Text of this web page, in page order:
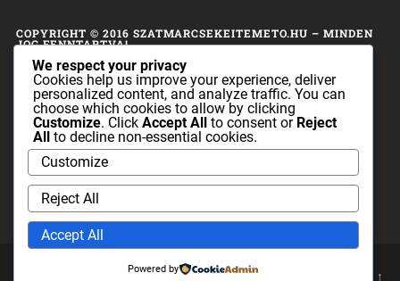
COPYRIGHT © 2016 SZATMARCSEKEITEMETO.HU – MINDEN
JOG FENNTARTVA!
A honlap tulajdonosa fenntart minden, a honlap bármely
részének bármilyen módszerrel, technikával történő
másolásával és terjesztésével kapcsolatos jogot.
A honlapon található információk sem az egész, sem pedig
részei nem publikálhatók és nem terjeszthetők a
szatmarcsekeitemeto.hu tulajdonosának előzetes írásos
engedélye nélkül.
SZATMÁRCSEKEI REFORMÁTUS TEMETŐ UP ↑
We respect your privacy
Cookies help us improve your experience, deliver
personalized content, and analyze traffic. You can
choose which cookies to allow by clicking
Customize. Click Accept All to consent or Reject
All to decline non-essential cookies.
Customize
Reject All
Accept All
Powered by